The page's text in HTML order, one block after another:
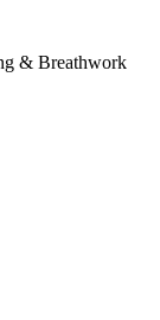
& Breathwork